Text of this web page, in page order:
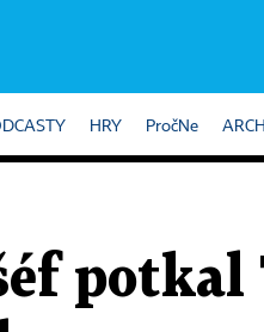
HRY PročNe
potkal